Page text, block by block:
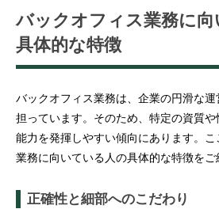
バックオフィス業務に
具体的な特徴
バックオフィス業務は、企業の円滑な
担っています。そのため、特定の資質
能力を発揮しやすい傾向にあります。
業務に向いている人の具体的な特徴をご
正確性と細部へのこだわり